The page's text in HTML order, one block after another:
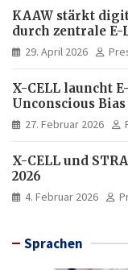
KAAW stärkt
durch zentrale
29. April 2026
X-CELL launcht
Unconscious Bias
27. Februar 2026
X-CELL und
2026
4. Februar 2026
Sprachen